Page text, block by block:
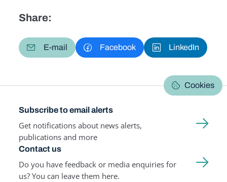
Share:
E-mail Facebook LinkedIn
Cookies
Subscribe to email alerts
Get notifications about news alerts,
publications and more
Contact us
Do you have feedback or media enquiries for
us? You can leave them here.